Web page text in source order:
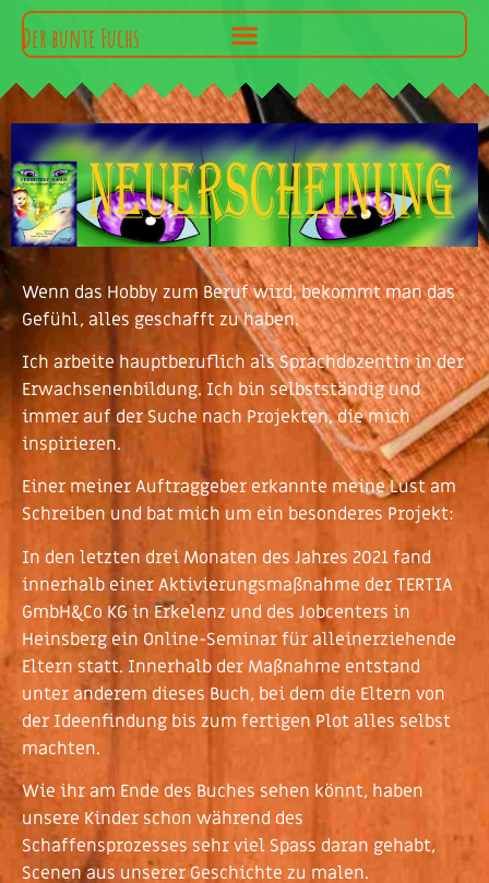
Der bunte Fuchs
Wenn das Hobby zum Beruf wird, bekommt man das
Gefühl, alles geschafft zu haben.
Ich arbeite hauptberuflich als Sprachdozentin in der
Erwachsenenbildung. Ich bin selbstständig und
immer auf der Suche nach Projekten, die mich
inspirieren.
Einer meiner Auftraggeber erkannte meine Lust am
Schreiben und bat mich um ein besonderes Projekt:
In den letzten drei Monaten des Jahres 2021 fand
innerhalb einer Aktivierungsmaßnahme der TERTIA
GmbH&Co KG in Erkelenz und des Jobcenters in
Heinsberg ein Online-Seminar für alleinerziehende
Eltern statt. Innerhalb der Maßnahme entstand
unter anderem dieses Buch, bei dem die Eltern von
der Ideenfindung bis zum fertigen Plot alles selbst
machten.
Wie ihr am Ende des Buches sehen könnt, haben
unsere Kinder schon während des
Schaffensprozesses sehr viel Spass daran gehabt,
Scenen aus unserer Geschichte zu malen.